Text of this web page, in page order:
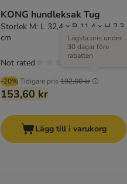
KONG hundleksak Tug
Storlek M: L 32,4 x B 11,4 x H 2,3
cm
-20%Tidigare pris 192,00 kr
Lägsta pris under
30 dagar före
rabatten
153,60 kr
Not rated
Lägg till i varukorg